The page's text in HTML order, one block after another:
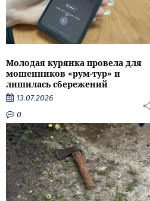
Молодая курянка провела для
мошенников «рум-тур» и
лишилась сбережений
13.07.2026
0